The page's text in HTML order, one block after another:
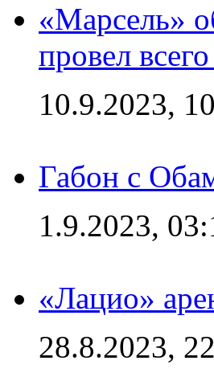
«Марсель»
провел
10.9.2023,
Габон с
1.9.2023,
«Лацио»
28.8.2023,